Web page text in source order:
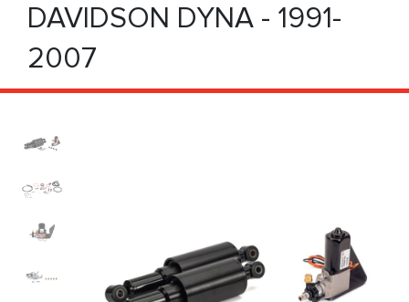
DAVIDSON DYNA - 1991-
2007